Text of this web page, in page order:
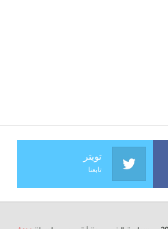
تويتر
تابعنا